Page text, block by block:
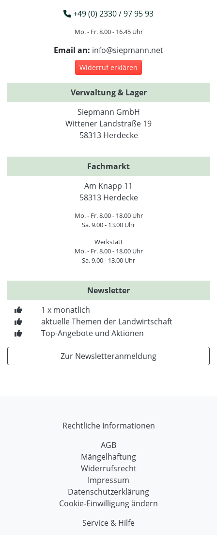
+49 (0) 2330 / 97 95 93
Mo. - Fr. 8.00 - 16.45 Uhr
Email an: info@siepmann.net
Widerruf erklären
Verwaltung & Lager
Siepmann GmbH
Wittener Landstraße 19
58313 Herdecke
Fachmarkt
Am Knapp 11
58313 Herdecke
Mo. - Fr. 8.00 - 18.00 Uhr
Sa. 9.00 - 13.00 Uhr
Werkstatt
Mo. - Fr. 8.00 - 18.00 Uhr
Sa. 9.00 - 13.00 Uhr
Newsletter
1 x monatlich
aktuelle Themen der Landwirtschaft
Top-Angebote und Aktionen
Zur Newsletteranmeldung
Rechtliche Informationen
AGB
Mängelhaftung
Widerrufsrecht
Impressum
Datenschutzerklärung
Cookie-Einwilligung ändern
Service & Hilfe